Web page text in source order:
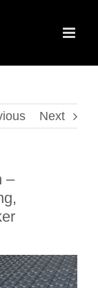
Next
–